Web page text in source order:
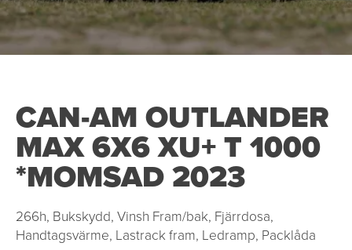
CAN-AM OUTLANDER
MAX 6X6 XU+ T 1000
*MOMSAD 2023
266h, Bukskydd, Vinsh Fram/bak, Fjärrdosa,
Handtagsvärme, Lastrack fram, Ledramp, Packlåda